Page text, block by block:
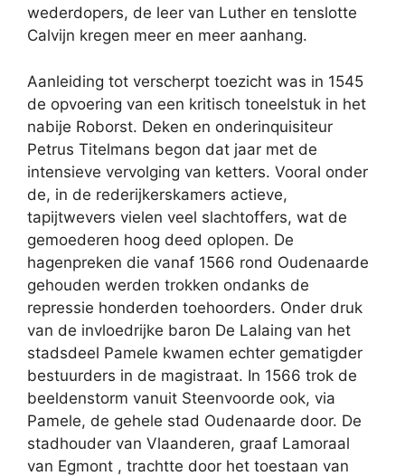
wederdopers, de leer van Luther en tenslotte
Calvijn kregen meer en meer aanhang.
Aanleiding tot verscherpt toezicht was in 1545
de opvoering van een kritisch toneelstuk in het
nabije Roborst. Deken en onderinquisiteur
Petrus Titelmans begon dat jaar met de
intensieve vervolging van ketters. Vooral onder
de, in de rederijkerskamers actieve,
tapijtwevers vielen veel slachtoffers, wat de
gemoederen hoog deed oplopen. De
hagenpreken die vanaf 1566 rond Oudenaarde
gehouden werden trokken ondanks de
repressie honderden toehoorders. Onder druk
van de invloedrijke baron De Lalaing van het
stadsdeel Pamele kwamen echter gematigder
bestuurders in de magistraat. In 1566 trok de
beeldenstorm vanuit Steenvoorde ook, via
Pamele, de gehele stad Oudenaarde door. De
stadhouder van Vlaanderen, graaf Lamoraal
van Egmont , trachtte door het toestaan van